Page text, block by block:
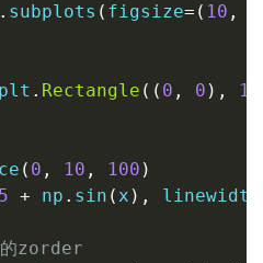
. subplots ( figsize= ( 10 ,
plt . Rectangle ( ( 0 , 0 ) , 10
( 0 , 10 , 100 )
+ np . sin ( x ) , linewidth
的zorder